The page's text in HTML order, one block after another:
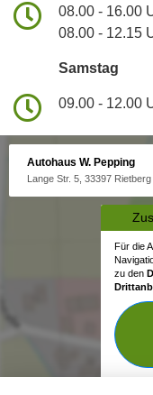
08.00 - 16.00
08.00 - 12.15
Samstag
09.00 - 12.00
Autohaus W. Pepping
Lange Str. 5, 33397 Rietberg
Für die
zu den